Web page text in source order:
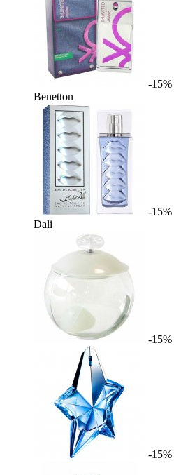
-15%
Benetton
-15%
Dali
-15%
-15%